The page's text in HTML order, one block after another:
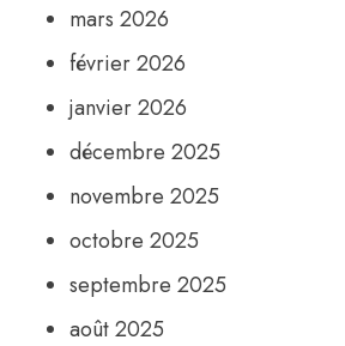
mars 2026
février 2026
janvier 2026
décembre 2025
novembre 2025
octobre 2025
septembre 2025
août 2025